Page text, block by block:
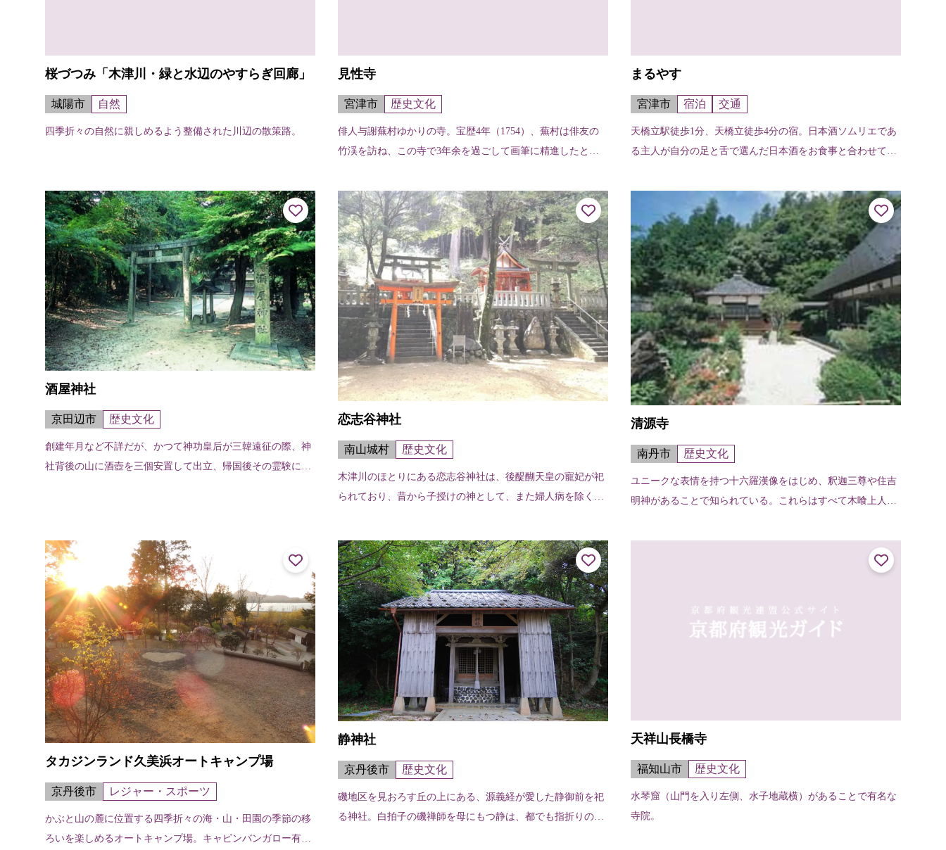
桜づつみ「木津川・緑と水辺のやすらぎ回廊」
城陽市 自然
四季折々の自然に親しめるよう整備された川辺の散策路。
見性寺
宮津市 歴史文化
俳人与謝蕪村ゆかりの寺。宝歴4年（1754）、蕪村は俳友の
竹渓を訪ね、この寺で3年余を過ごして画筆に精進したとい
た大きな自然石の句碑や蕪村の...
まるやす
宮津市 宿泊 交通
天橋立駅徒歩1分、天橋立徒歩4分の宿。日本酒ソムリエであ
る主人が自分の足と舌で選んだ日本酒をお食事と合わせて楽
台）は、アルミフレーム製。衝...
酒屋神社
京田辺市 歴史文化
創建年月など不詳だが、かつて神功皇后が三韓遠征の際、神
社背後の山に酒壺を三個安置して出立、帰国後その霊験に感
恋志谷神社
南山城村 歴史文化
木津川のほとりにある恋志谷神社は、後醍醐天皇の寵妃が祀
られており、昔から子授けの神として、また婦人病を除く神
清源寺
南丹市 歴史文化
ユニークな表情を持つ十六羅漢像をはじめ、釈迦三尊や住吉
明神があることで知られている。これらはすべて木喰上人五
した時に刻まれた。素朴で力強い作...
タカジンランド久美浜オートキャンプ場
京丹後市 レジャー・スポーツ
かぶと山の麓に位置する四季折々の海・山・田園の季節の移
ろいを楽しめるオートキャンプ場。キャビンバンガロー有
静神社
京丹後市 歴史文化
磯地区を見おろす丘の上にある、源義経が愛した静御前を祀
る神社。白拍子の磯禅師を母にもつ静は、都でも指折りの白
天祥山長橋寺
福知山市 歴史文化
水琴窟（山門を入り左側、水子地蔵横）があることで有名な
寺院。